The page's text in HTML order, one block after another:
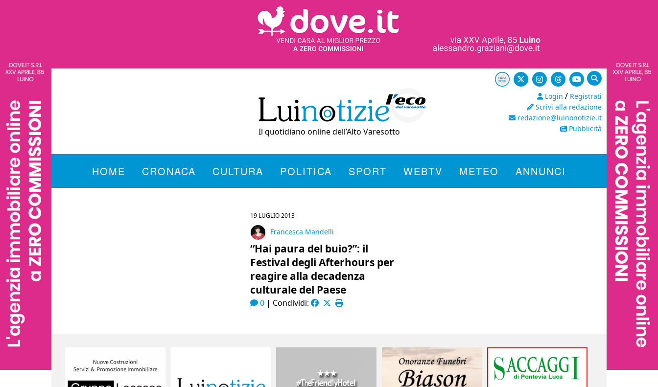
Il quotidiano online dell’Alto Varesotto
Login / Registrati
Scrivi alla redazione
redazione@luinonotizie.it
Pubblicità
HOME CRONACA CULTURA POLITICA SPORT WEBTV METEO ANNUNCI
19 LUGLIO 2013
Francesca Mandelli
“Hai paura del buio?”: il
Festival degli Afterhours per
reagire alla decadenza
culturale del Paese
0 | Condividi: